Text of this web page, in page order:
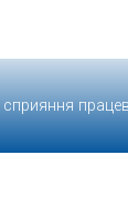
сприяння